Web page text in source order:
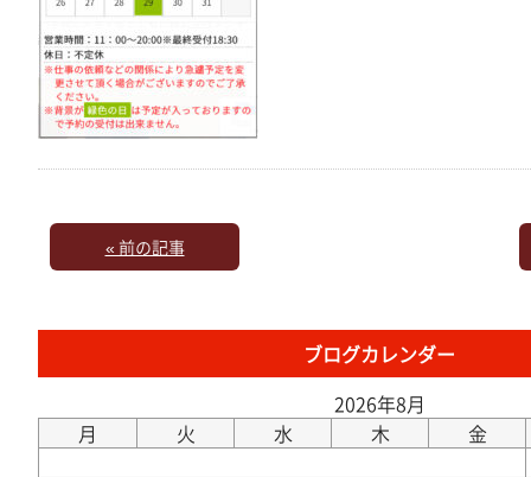
« 前の記事
ブログカレンダー
2026年8月
月
火 水 木 金